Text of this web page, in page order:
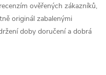
ověřených zákazníků,
originál zabalenými
doby doručení a dobrá